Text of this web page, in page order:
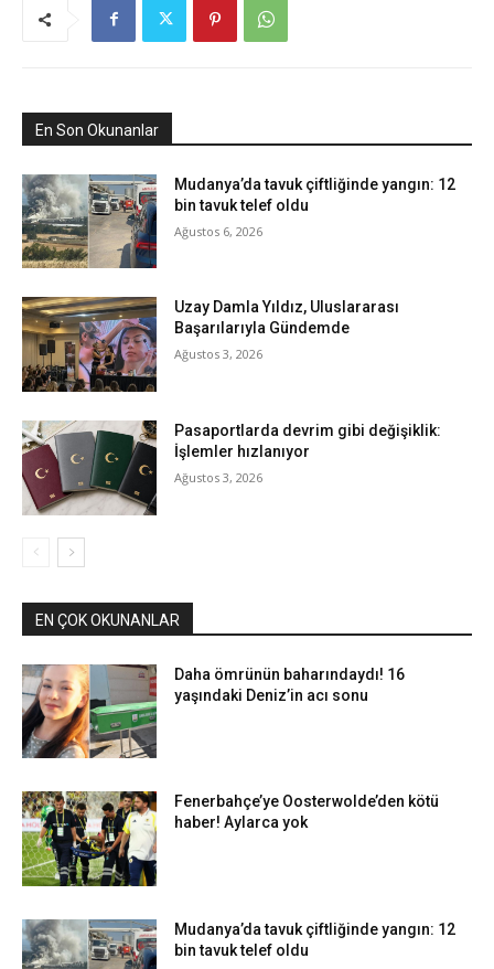
En Son Okunanlar
Mudanya’da tavuk çiftliğinde yangın: 12
bin tavuk telef oldu
Ağustos 6, 2026
Uzay Damla Yıldız, Uluslararası
Başarılarıyla Gündemde
Ağustos 3, 2026
Pasaportlarda devrim gibi değişiklik:
İşlemler hızlanıyor
Ağustos 3, 2026
EN ÇOK OKUNANLAR
Daha ömrünün baharındaydı! 16
yaşındaki Deniz’in acı sonu
Fenerbahçe’ye Oosterwolde’den kötü
haber! Aylarca yok
Mudanya’da tavuk çiftliğinde yangın: 12
bin tavuk telef oldu